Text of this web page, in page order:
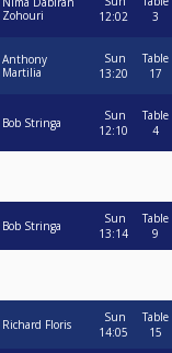
Zohouri
12:02
3
Anthony
Martilia
Sun
13:20
Table
17
Bob Stringa
Sun
12:10
Table
4
Bob Stringa
Sun
13:14
Table
9
Richard Floris
Sun
14:05
Table
15